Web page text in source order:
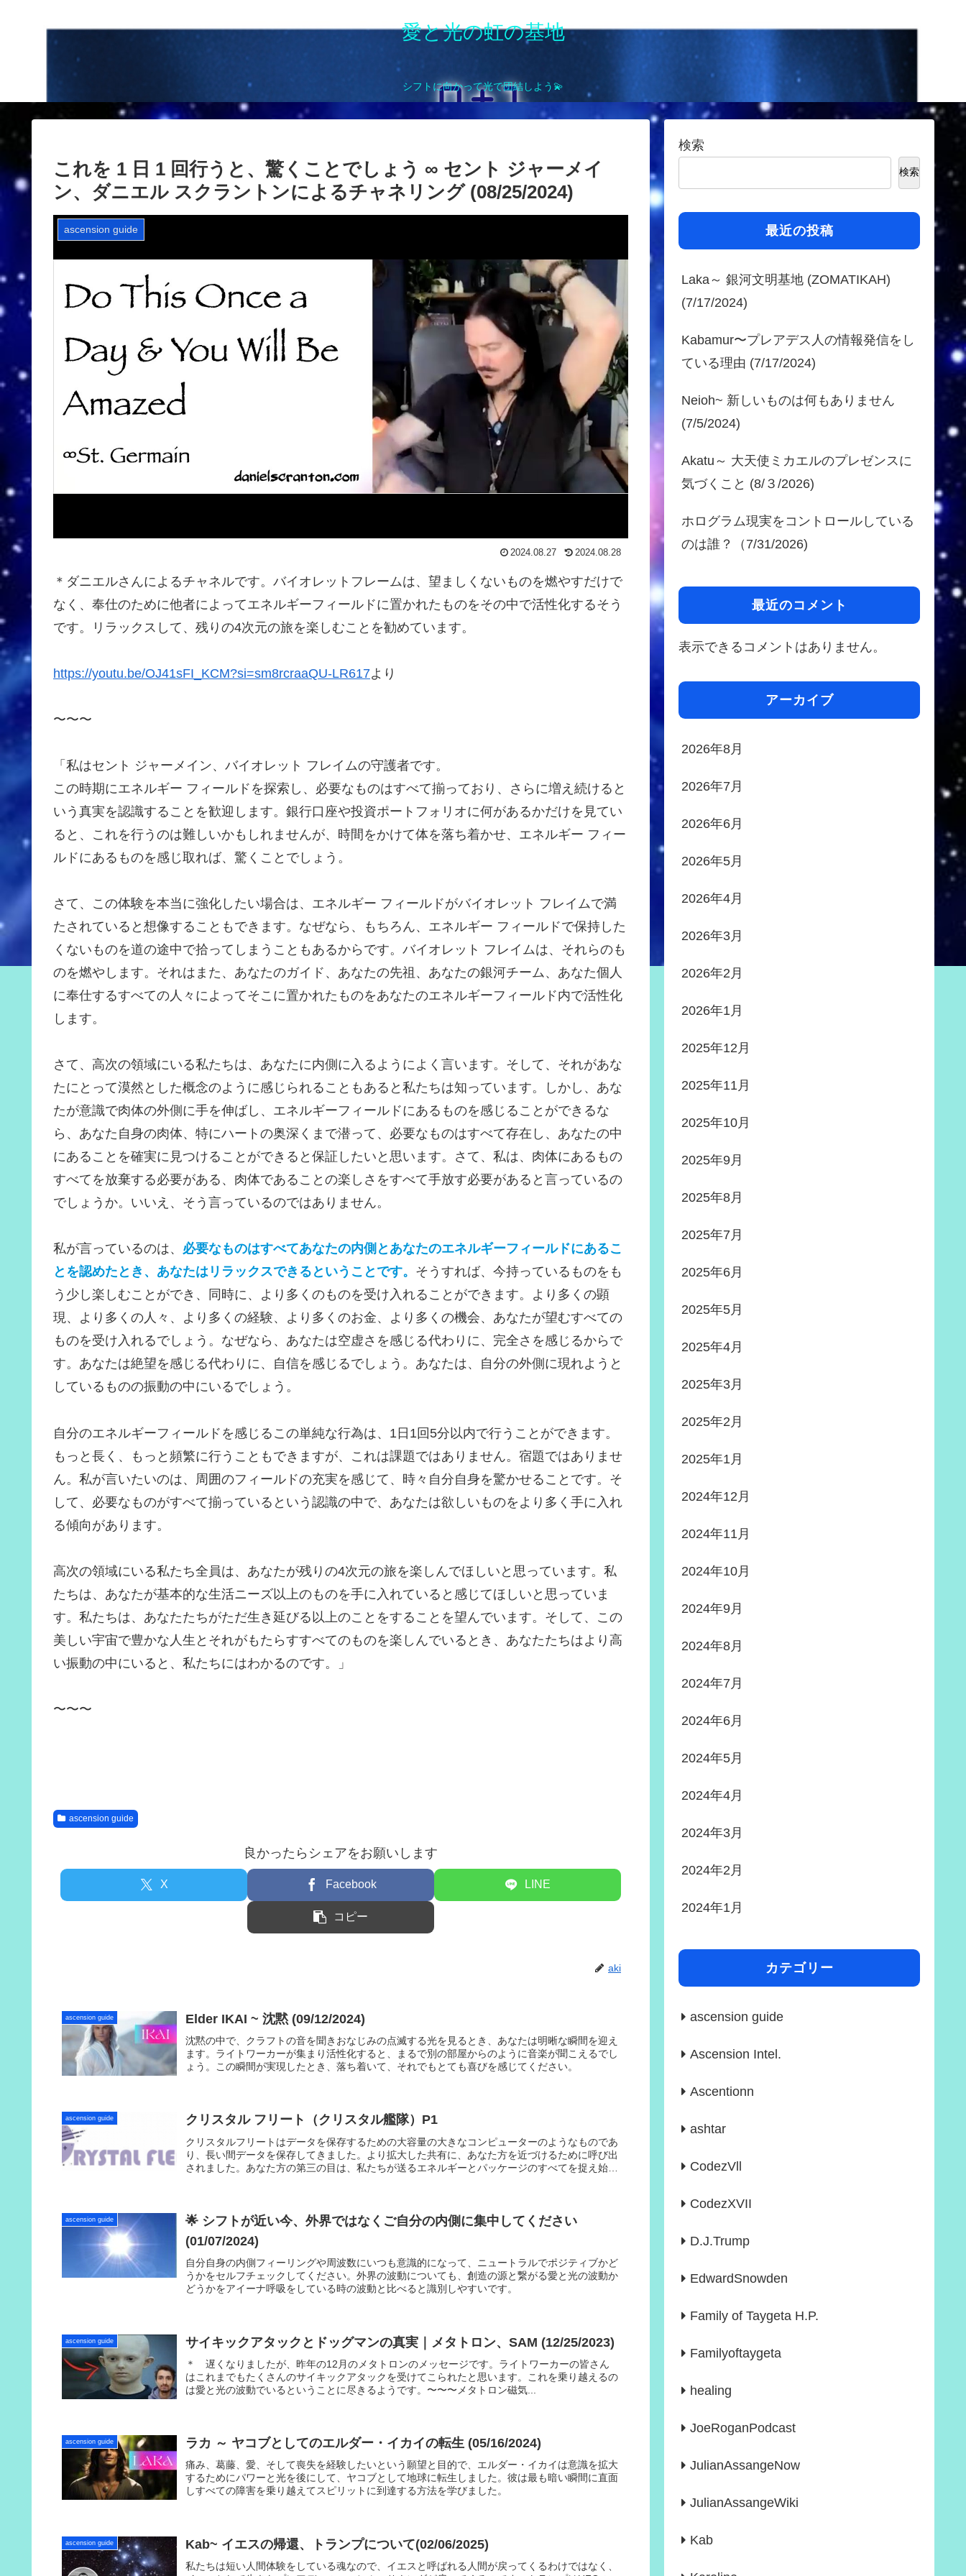
愛と光の虹の基地
シフトに向かって光で団結しよう💫
これを 1 日 1 回行うと、驚くことでしょう ∞ セント ジャーメイ
ン、ダニエル スクラントンによるチャネリング (08/25/2024)
ascension guide
2024.08.27 2024.08.28
＊ダニエルさんによるチャネルです。バイオレットフレームは、望ましくないものを燃やすだけで
なく、奉仕のために他者によってエネルギーフィールドに置かれたものをその中で活性化するそう
です。リラックスして、残りの4次元の旅を楽しむことを勧めています。
https://youtu.be/OJ41sFI_KCM?si=sm8rcraaQU-LR617より
〜〜〜
「私はセント ジャーメイン、バイオレット フレイムの守護者です。
この時期にエネルギー フィールドを探索し、必要なものはすべて揃っており、さらに増え続けると
いう真実を認識することを歓迎します。銀行口座や投資ポートフォリオに何があるかだけを見てい
ると、これを行うのは難しいかもしれませんが、時間をかけて体を落ち着かせ、エネルギー フィー
ルドにあるものを感じ取れば、驚くことでしょう。
さて、この体験を本当に強化したい場合は、エネルギー フィールドがバイオレット フレイムで満
たされていると想像することもできます。なぜなら、もちろん、エネルギー フィールドで保持した
くないものを道の途中で拾ってしまうこともあるからです。バイオレット フレイムは、それらのも
のを燃やします。それはまた、あなたのガイド、あなたの先祖、あなたの銀河チーム、あなた個人
に奉仕するすべての人々によってそこに置かれたものをあなたのエネルギーフィールド内で活性化
します。
さて、高次の領域にいる私たちは、あなたに内側に入るようによく言います。そして、それがあな
たにとって漠然とした概念のように感じられることもあると私たちは知っています。しかし、あな
たが意識で肉体の外側に手を伸ばし、エネルギーフィールドにあるものを感じることができるな
ら、あなた自身の肉体、特にハートの奥深くまで潜って、必要なものはすべて存在し、あなたの中
にあることを確実に見つけることができると保証したいと思います。さて、私は、肉体にあるもの
すべてを放棄する必要がある、肉体であることの楽しさをすべて手放す必要があると言っているの
でしょうか。いいえ、そう言っているのではありません。
私が言っているのは、 必要なものはすべてあなたの内側とあなたのエネルギーフィールドにあるこ
とを認めたとき、あなたはリラックスできるということです。 そうすれば、今持っているものをも
う少し楽しむことができ、同時に、より多くのものを受け入れることができます。より多くの顕
現、より多くの人々、より多くの経験、より多くのお金、より多くの機会、あなたが望むすべての
ものを受け入れるでしょう。なぜなら、あなたは空虚さを感じる代わりに、完全さを感じるからで
す。あなたは絶望を感じる代わりに、自信を感じるでしょう。あなたは、自分の外側に現れようと
しているものの振動の中にいるでしょう。
自分のエネルギーフィールドを感じるこの単純な行為は、1日1回5分以内で行うことができます。
もっと長く、もっと頻繁に行うこともできますが、これは課題ではありません。宿題ではありませ
ん。私が言いたいのは、周囲のフィールドの充実を感じて、時々自分自身を驚かせることです。そ
して、必要なものがすべて揃っているという認識の中で、あなたは欲しいものをより多く手に入れ
る傾向があります。
高次の領域にいる私たち全員は、あなたが残りの4次元の旅を楽しんでほしいと思っています。私
たちは、あなたが基本的な生活ニーズ以上のものを手に入れていると感じてほしいと思っていま
す。私たちは、あなたたちがただ生き延びる以上のことをすることを望んでいます。そして、この
美しい宇宙で豊かな人生とそれがもたらすすべてのものを楽しんでいるとき、あなたたちはより高
い振動の中にいると、私たちにはわかるのです。」
〜〜〜
ascension guide
良かったらシェアをお願いします
X Facebook LINE
コピー
aki
ascension guide Elder IKAI ~ 沈黙 (09/12/2024)
沈黙の中で、クラフトの音を聞きおなじみの点滅する光を見るとき、あなたは明晰な瞬間を迎え
ます。ライトワーカーが集まり活性化すると、まるで別の部屋からのように音楽が聞こえるでし
ょう。この瞬間が実現したとき、落ち着いて、それでもとても喜びを感じてください。
ascension guide クリスタル フリート（クリスタル艦隊）P1
クリスタルフリートはデータを保存するための大容量の大きなコンピューターのようなものであ
り、長い間データを保存してきました。より拡大した共有に、あなた方を近づけるために呼び出
されました。あなた方の第三の目は、私たちが送るエネルギーとパッケージのすべてを捉え始め
ascension guide
🌟 シフトが近い今、外界ではなくご自分の内側に集中してください
(01/07/2024)
自分自身の内側フィーリングや周波数にいつも意識的になって、ニュートラルでポジティブかど
うかをセルフチェックしてください。外界の波動についても、創造の源と繋がる愛と光の波動か
どうかをアイーナ呼吸をしている時の波動と比べると識別しやすいです。
ascension guide サイキックアタックとドッグマンの真実｜メタトロン、SAM (12/25/2023)
＊ 遅くなりましたが、昨年の12月のメタトロンのメッセージです。ライトワーカーの皆さん
はこれまでもたくさんのサイキックアタックを受けてこられたと思います。これを乗り越えるの
は愛と光の波動でいるということに尽きるようです。〜〜〜メタトロン磁気...
ascension guide ラカ ～ ヤコブとしてのエルダー・イカイの転生 (05/16/2024)
痛み、葛藤、愛、そして喪失を経験したいという願望と目的で、エルダー・イカイは意識を拡大
するためにパワーと光を後にして、ヤコブとして地球に転生しました。彼は最も暗い瞬間に直面
しすべての障害を乗り越えてスピリットに到達する方法を学びました。
ascension guide Kab~ イエスの帰還、トランプについて(02/06/2025)
私たちは短い人間体験をしている魂なので、イエスと呼ばれる人間が戻ってくるわけではなく、
検索
検索
最近の投稿
Laka～ 銀河文明基地 (ZOMATIKAH)
(7/17/2024)
Kabamur〜プレアデス人の情報発信をし
ている理由 (7/17/2024)
Neioh~ 新しいものは何もありません
(7/5/2024)
Akatu～ 大天使ミカエルのプレゼンスに
気づくこと (8/３/2026)
ホログラム現実をコントロールしている
のは誰？（7/31/2026)
最近のコメント
表示できるコメントはありません。
アーカイブ
2026年8月
2026年7月
2026年6月
2026年5月
2026年4月
2026年3月
2026年2月
2026年1月
2025年12月
2025年11月
2025年10月
2025年9月
2025年8月
2025年7月
2025年6月
2025年5月
2025年4月
2025年3月
2025年2月
2025年1月
2024年12月
2024年11月
2024年10月
2024年9月
2024年8月
2024年7月
2024年6月
2024年5月
2024年4月
2024年3月
2024年2月
2024年1月
カテゴリー
ascension guide
Ascension Intel.
Ascentionn
ashtar
CodezVll
CodezXVII
D.J.Trump
EdwardSnowden
Family of Taygeta H.P.
Familyoftaygeta
healing
JoeRoganPodcast
JulianAssangeNow
JulianAssangeWiki
Kab